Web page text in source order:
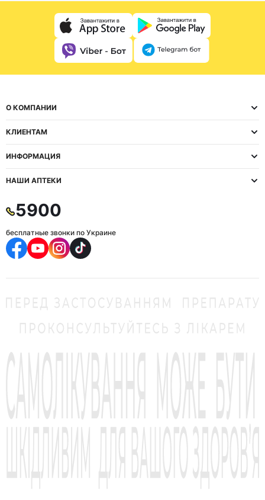
О КОМПАНИИ
КЛИЕНТАМ
ИНФОРМАЦИЯ
НАШИ АПТЕКИ
5900
бесплатные звонки по Украине